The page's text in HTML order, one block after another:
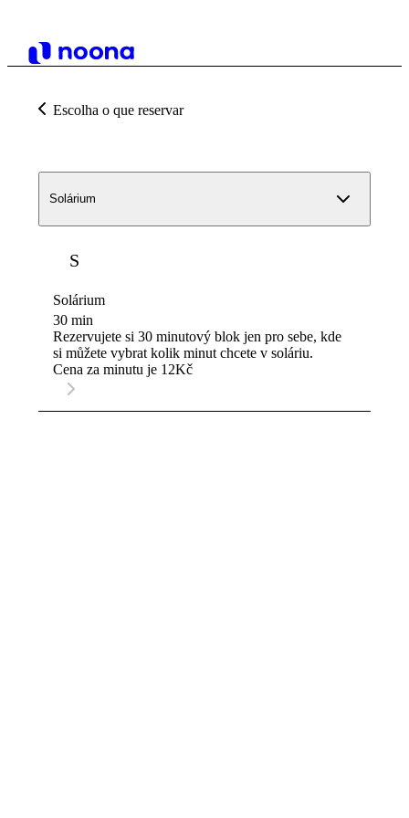
Escolha o que reservar
Solárium
S
Solárium
30 min
Rezervujete si 30 minutový blok jen pro sebe, kde
si můžete vybrat kolik minut chcete v soláriu.
Cena za minutu je 12Kč